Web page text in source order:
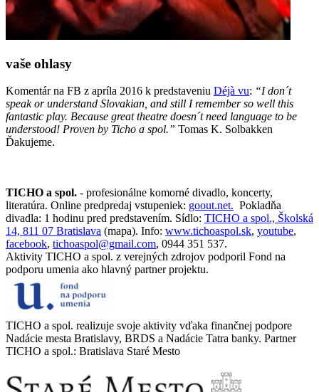
vaše ohlasy
Komentár na FB z apríla 2016 k predstaveniu Déjà vu: “I don´t
speak or understand Slovakian, and still I remember so well this
fantastic play. Because great theatre doesn´t need language to be
understood! Proven by Ticho a spol.” Tomas K. Solbakken
Ďakujeme.
TICHO a spol. - profesionálne komorné divadlo, koncerty,
literatúra. Online predpredaj vstupeniek: goout.net. Pokladňa
divadla: 1 hodinu pred predstavením. Sídlo: TICHO a spol., Školská
14, 811 07 Bratislava (mapa). Info: www.tichoaspol.sk, youtube,
facebook, tichoaspol@gmail.com, 0944 351 537.
Aktivity TICHO a spol. z verejných zdrojov podporil Fond na
podporu umenia ako hlavný partner projektu.
TICHO a spol. realizuje svoje aktivity vďaka finančnej podpore
Nadácie mesta Bratislavy, BRDS a Nadácie Tatra banky. Partner
TICHO a spol.: Bratislava Staré Mesto